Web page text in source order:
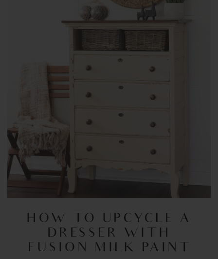
HOW TO UPCYCLE A
DRESSER WITH
FUSION MILK PAINT